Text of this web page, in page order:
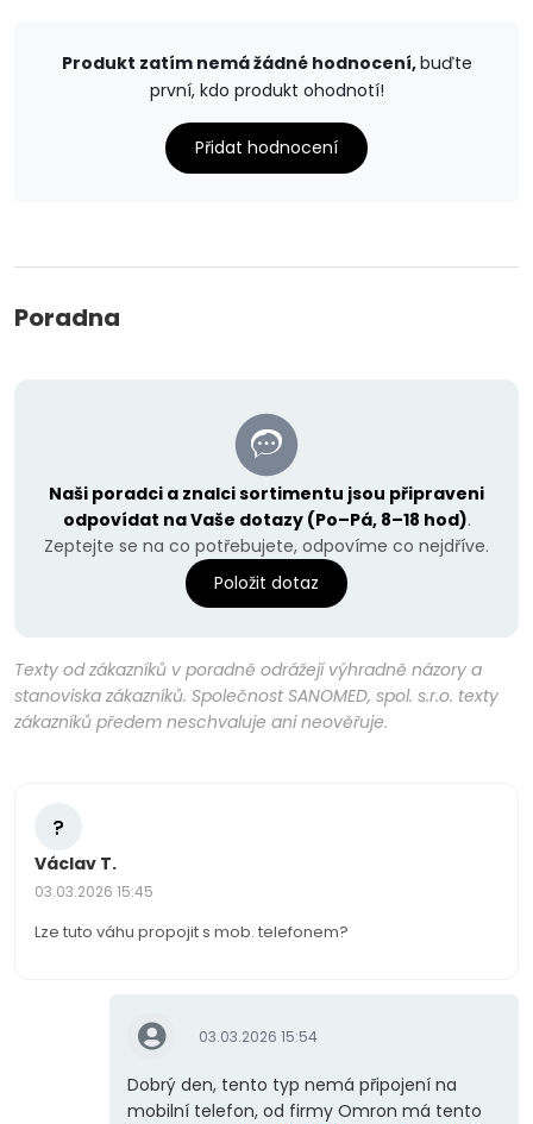
Produkt zatím nemá žádné hodnocení,buďte
první, kdo produkt ohodnotí!
Přidat hodnocení
Poradna
Naši poradci a znalci sortimentu jsou připraveni
odpovídat na Vaše dotazy (Po–Pá, 8–18 hod).
Zeptejte se na co potřebujete, odpovíme co nejdříve.
Položit dotaz
Texty od zákazníků v poradně odrážejí výhradně názory a
stanoviska zákazníků. Společnost SANOMED, spol. s.r.o. texty
zákazníků předem neschvaluje ani neověřuje.
?
Václav T.
03.03.2026 15:45
Lze tuto váhu propojit s mob. telefonem?
03.03.2026 15:54
Dobrý den, tento typ nemá připojení na
mobilní telefon, od firmy Omron má tento